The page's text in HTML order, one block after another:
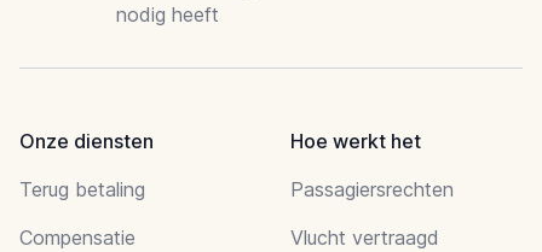
nodig heeft
Onze diensten
Terug betaling
Compensatie
Hoe werkt het
Passagiersrechten
Vlucht vertraagd